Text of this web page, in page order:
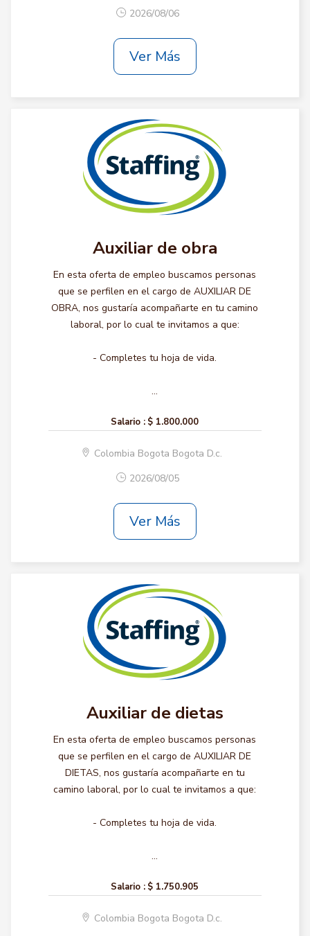
2026/08/06
Ver Más
Auxiliar de obra
En esta oferta de empleo buscamos personas
que se perfilen en el cargo de AUXILIAR DE
OBRA, nos gustaría acompañarte en tu camino
laboral, por lo cual te invitamos a que:
- Completes tu hoja de vida.
...
Salario : $ 1.800.000
Colombia Bogota Bogota D.c.
2026/08/05
Ver Más
Auxiliar de dietas
En esta oferta de empleo buscamos personas
que se perfilen en el cargo de AUXILIAR DE
DIETAS, nos gustaría acompañarte en tu
camino laboral, por lo cual te invitamos a que:
- Completes tu hoja de vida.
...
Salario : $ 1.750.905
Colombia Bogota Bogota D.c.